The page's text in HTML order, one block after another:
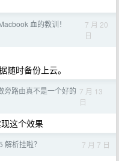
血的教训！
7 月 20
日
随时备份上云。
旁路由真不是一个好的 7 月 13
日
这个效果
解析挂啦？ 7 月 7 日